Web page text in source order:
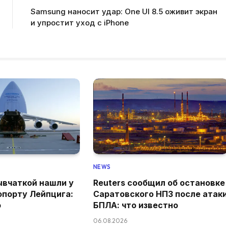
Samsung наносит удар: One UI 8.5 оживит экран
и упростит уход с iPhone
нашли у
Лейпцига:
NEWS
Reuters сообщил об остановке
Саратовского НПЗ после
БПЛА: что известно
06.08.2026